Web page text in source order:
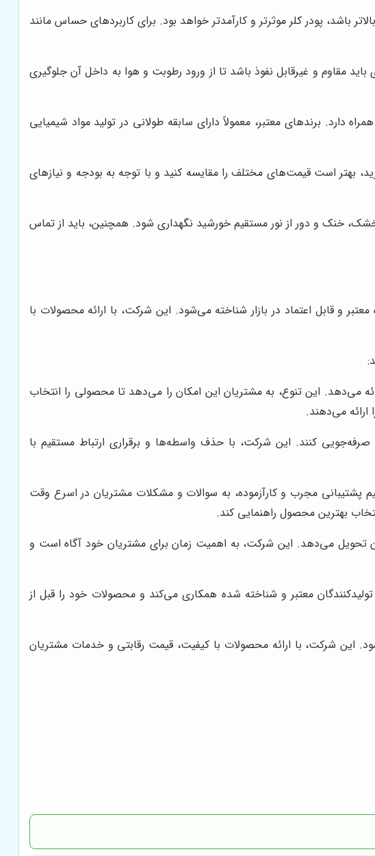
پودر کلر موثرتر و کارآمدتر خواهد بود. برای کاربردهای حساس مانند
مقاوم و غیرقابل نفوذ باشد تا از ورود رطوبت و هوا به داخل آن جلوگیری
دارد. برندهای معتبر، معمولاً دارای سابقه طولانی در تولید مواد شیمیایی
بهتر است قیمت‌های مختلف را مقایسه کنید و با توجه به بودجه و نیازهای
خنک و دور از نور مستقیم خورشید نگهداری شود. همچنین، باید از تماس
و قابل اعتماد در بازار شناخته می‌شود. این شرکت، با ارائه محصولات با
می‌دهد. این تنوع، به مشتریان این امکان را می‌دهد تا محصولی را انتخاب
ارائه می‌دهند.
کنند. این شرکت، با حذف واسطه‌ها و برقراری ارتباط مستقیم با
مجرب و کارآزموده، به سوالات و مشکلات مشتریان در اسرع وقت
بهترین محصول راهنمایی کند.
تحویل می‌دهد. این شرکت، به اهمیت زمان برای مشتریان خود آگاه است و
معتبر و شناخته شده همکاری می‌کند و محصولات خود را قبل از
این شرکت، با ارائه محصولات با کیفیت، قیمت رقابتی و خدمات مشتریان